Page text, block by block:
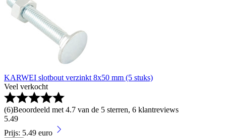
KARWEI slotbout verzinkt 8x50 mm (5 stuks)
Veel verkocht
(6)Beoordeeld met 4.7 van de 5 sterren, 6 klantreviews
5.49
Prijs: 5.49 euro